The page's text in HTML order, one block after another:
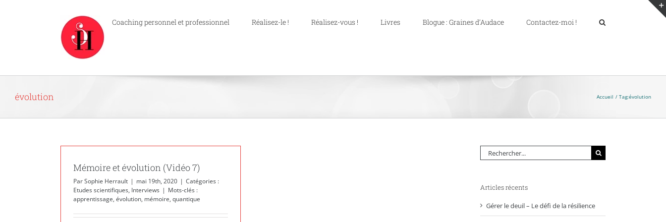
Coaching personnel et professionnel Réalisez-le ! Réalisez-vous ! Livres Blogue : Graines d’Audace Contactez-moi !
évolution Accueil Tag:évolution
Mémoire et évolution (Vidéo 7)
ParSophie Herrault | mai 19th, 2020 | Catégories :
Etudes scientifiques, Interviews | Mots-clés :
apprentissage, évolution, mémoire, quantique
Rechercher:
Articles récents
Gérer le deuil – Le défi de la résilience